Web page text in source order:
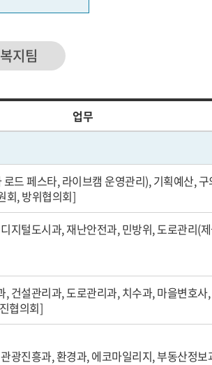
복지팀
업무
드 페스타, 라이브캠 운영관리), 기획예산,
회, 방위협의회]
지털도시과, 재난안전과, 민방위, 도로관리(
건설관리과, 도로관리과, 치수과, 마을변호사
협의회]
광진흥과, 환경과, 에코마일리지, 부동산정